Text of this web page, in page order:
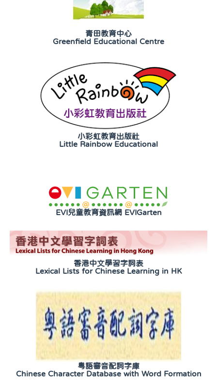
青田教育中心
Greenfield Educational Centre
小彩虹教育出版社
Little Rainbow Educational
EVI兒童教育資訊網 EVIGarten
香港中文學習字詞表
Lexical Lists for Chinese Learning in HK
粵語審音配詞字庫
Chinese Character Database with Word Formation